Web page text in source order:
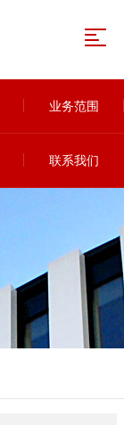
业务范围
联系我们